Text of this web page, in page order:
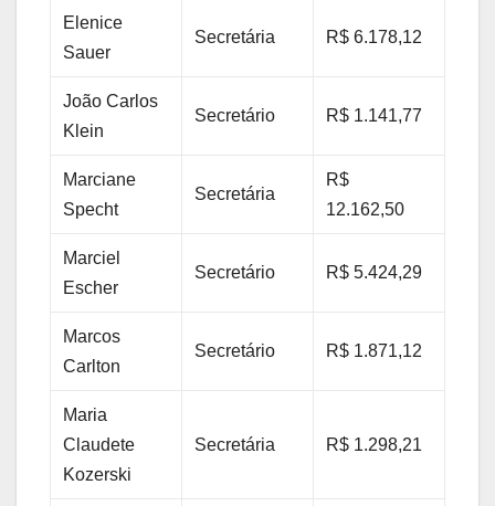
Elenice
Sauer
Secretária R$ 6.178,12
João Carlos
Klein
Secretário R$ 1.141,77
Marciane
Specht
Secretária
R$
12.162,50
Marciel
Escher
Secretário R$ 5.424,29
Marcos
Carlton
Secretário R$ 1.871,12
Maria
Claudete
Kozerski
Secretária R$ 1.298,21